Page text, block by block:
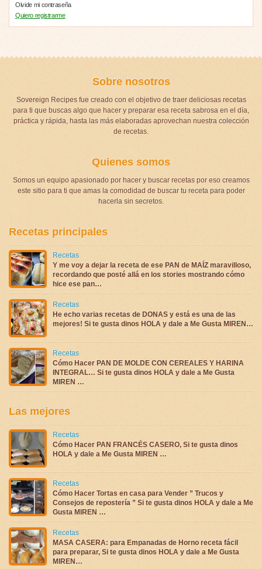
Olvide mi contraseña
Quiero registrarme
Sobre nosotros
Sovereign Recipes fue creado con el objetivo de traer deliciosas recetas
para ti que buscas algo que hacer y preparar esa receta sabrosa en el día,
práctica y rápida, hasta las más elaboradas aprovechan nuestra colección
de recetas.
Quienes somos
Somos un equipo apasionado por hacer y buscar recetas por eso creamos
este sitio para ti que amas la comodidad de buscar tu receta para poder
hacerla sin secretos.
Recetas principales
Recetas
Y me voy a dejar la receta de ese PAN de MAÍZ maravilloso,
recordando que posté allá en los stories mostrando cómo
hice ese pan…
Recetas
He echo varias recetas de DONAS y está es una de las
mejores! Si te gusta dinos HOLA y dale a Me Gusta MIREN…
Recetas
Cómo Hacer PAN DE MOLDE CON CEREALES Y HARINA
INTEGRAL… Si te gusta dinos HOLA y dale a Me Gusta
MIREN …
Las mejores
Recetas
Cómo Hacer PAN FRANCÉS CASERO, Si te gusta dinos
HOLA y dale a Me Gusta MIREN …
Recetas
Cómo Hacer Tortas en casa para Vender ” Trucos y
Consejos de repostería ” Si te gusta dinos HOLA y dale a Me
Gusta MIREN …
Recetas
MASA CASERA: para Empanadas de Horno receta fácil
para preparar, Si te gusta dinos HOLA y dale a Me Gusta
MIREN…